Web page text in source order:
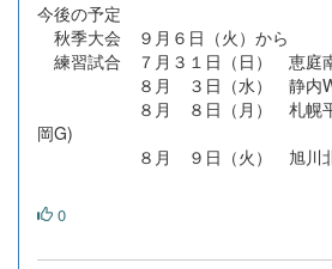
今後の予定
秋季大会 ９月６日（火）から
練習試合 ７月３１日（日） 恵庭
８月 ３日（水） 静内W
８月 ８日（月） 札幌平岡
岡G)
８月 ９日（火） 旭川北・
0